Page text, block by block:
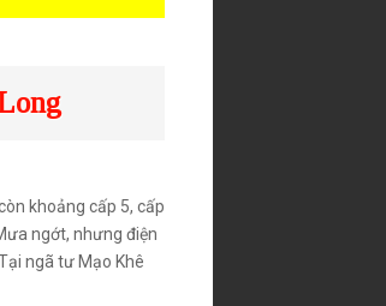
khoảng cấp 5, cấp
ngớt, nhưng điện
ngã tư Mạo Khê